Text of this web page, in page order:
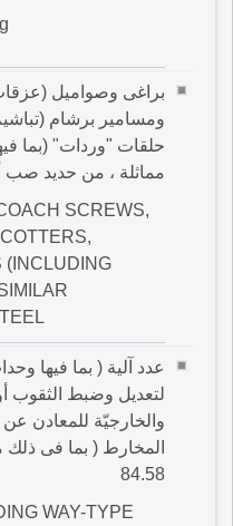
براغى وصواميل
ومسامير برشام
حلقات "وردات" (بما
مماثلة ، من حديد صب
SCREWS,
(INCLUDING
عدد آلية ( بما فيها
لتعديل وضبط الثقوب أو
والخارجيّة للمعادن
المخارط ( بما فى ذلك
84.58
WAY-TYPE